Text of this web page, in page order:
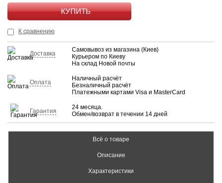
КУПИТЬ
К сравнению
Доставка
Самовывоз из магазина (Киев)
Курьером по Киеву
На склад Новой почты
Оплата
Наличный расчёт
Безналичный расчёт
Платежными картами Visa и MasterCard
Гарантия
24 месяца.
Обмен/возврат в течении 14 дней
Всё о товаре
Описание
Характеристики